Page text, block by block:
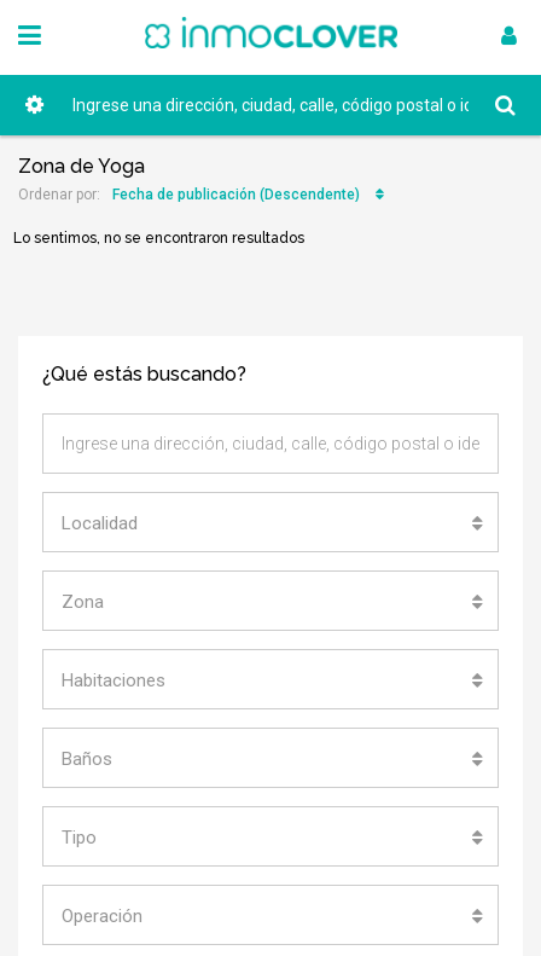
Zona de Yoga
Ordenar por: Fecha de publicación (Descendente)
Lo sentimos, no se encontraron resultados
¿Qué estás buscando?
Localidad
Zona
Habitaciones
Baños
Tipo
Operación